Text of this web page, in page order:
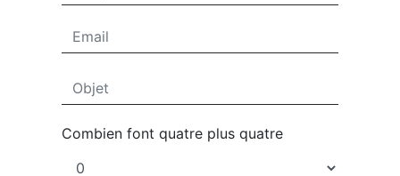
Combien font quatre plus quatre